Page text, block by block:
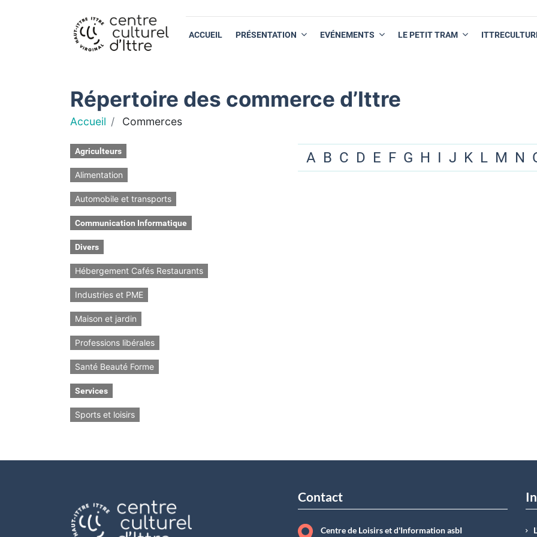
ACCUEIL PRÉSENTATION EVÉNEMENTS LE PETIT TRAM
Répertoire des commerce d’Ittre
Accueil Commerces
Agriculteurs
Alimentation
Automobile et transports
Communication Informatique
Divers
Hébergement Cafés Restaurants
Industries et PME
Maison et jardin
Professions libérales
Santé Beauté Forme
Services
Sports et loisirs
A B C D E F G H I J K L M N
Contact
Centre de Loisirs et d'Information asbI